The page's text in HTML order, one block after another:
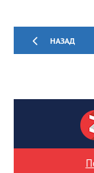
НАЗАД